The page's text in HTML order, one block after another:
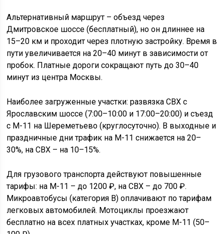
Альтернативный маршрут – объезд через
Дмитровское шоссе (бесплатный), но он длиннее на
15–20 км и проходит через плотную застройку. Время в
пути увеличивается на 20–40 минут в зависимости от
пробок. Платные дороги сокращают путь до 30–40
минут из центра Москвы.
Наиболее загруженные участки: развязка СВХ с
Ярославским шоссе (7:00–10:00 и 17:00–20:00) и съезд
с М-11 на Шереметьево (круглосуточно). В выходные и
праздничные дни трафик на М-11 снижается на 20–
30%, на СВХ – на 10–15%.
Для грузового транспорта действуют повышенные
тарифы: на М-11 – до 1200 ₽, на СВХ – до 700 ₽.
Микроавтобусы (категория B) оплачивают по тарифам
легковых автомобилей. Мотоциклы проезжают
бесплатно на всех платных участках, кроме М-11 (50–